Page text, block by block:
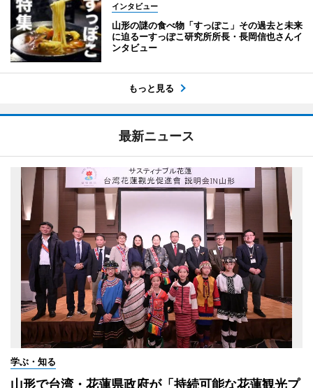
インタビュー
山形の謎の食べ物「すっぽこ」その過去と未来
に迫るーすっぽこ研究所所長・長岡信也さんイ
ンタビュー
もっと見る
最新ニュース
学ぶ・知る
山形で台湾・花蓮県政府が「持続可能な花蓮観光プ